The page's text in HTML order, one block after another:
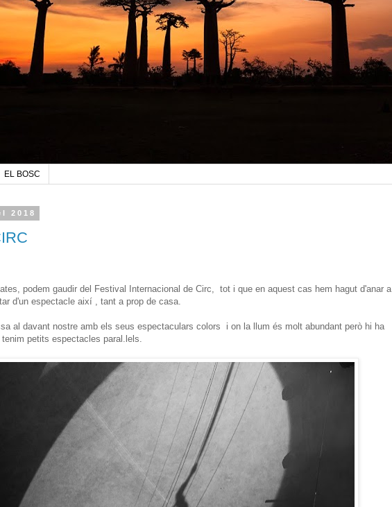
EL BOSC
2018
podem gaudir del Festival Internacional de Circ, tot i que en aquest cas hem hagut d'anar a
d'un espectacle així , tant a prop de casa.
al davant nostre amb els seus espectaculars colors i on la llum és molt abundant però hi ha
petits espectacles paral.lels.